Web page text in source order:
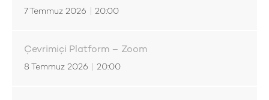
7 Temmuz 2026 20:00
Çevrimiçi Platform – Zoom
8 Temmuz 2026 20:00